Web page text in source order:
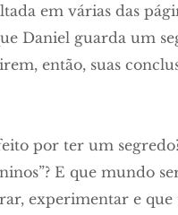
em várias das
Daniel guarda um
então, suas
por ter um
E que mundo
experimentar e